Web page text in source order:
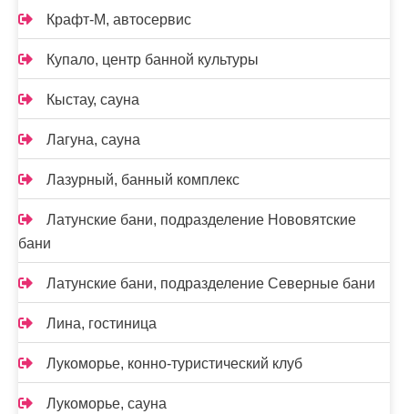
Крафт-М, автосервис
Купало, центр банной культуры
Кыстау, сауна
Лагуна, сауна
Лазурный, банный комплекс
Латунские бани, подразделение Нововятские
бани
Латунские бани, подразделение Северные бани
Лина, гостиница
Лукоморье, конно-туристический клуб
Лукоморье, сауна